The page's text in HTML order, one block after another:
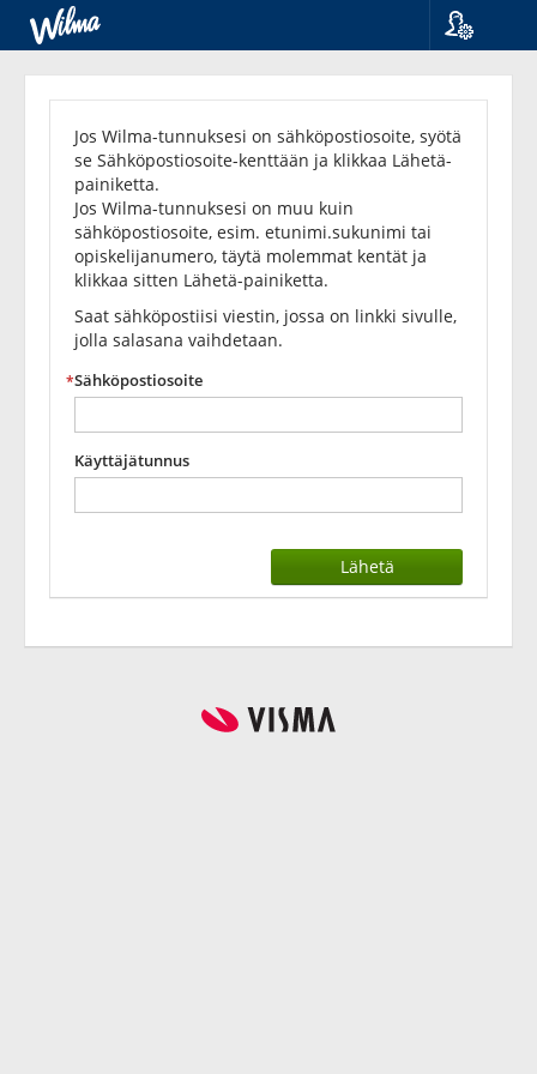
English
Unohditko
salasanasi?
Jos Wilma-tunnuksesi on sähköpostiosoite, syötä
se Sähköpostiosoite-kenttään ja klikkaa Lähetä-
painiketta.
Jos Wilma-tunnuksesi on muu kuin
sähköpostiosoite, esim. etunimi.sukunimi tai
opiskelijanumero, täytä molemmat kentät ja
klikkaa sitten Lähetä-painiketta.
Saat sähköpostiisi viestin, jossa on linkki sivulle,
jolla salasana vaihdetaan.
Sähköpostiosoite
Käyttäjätunnus